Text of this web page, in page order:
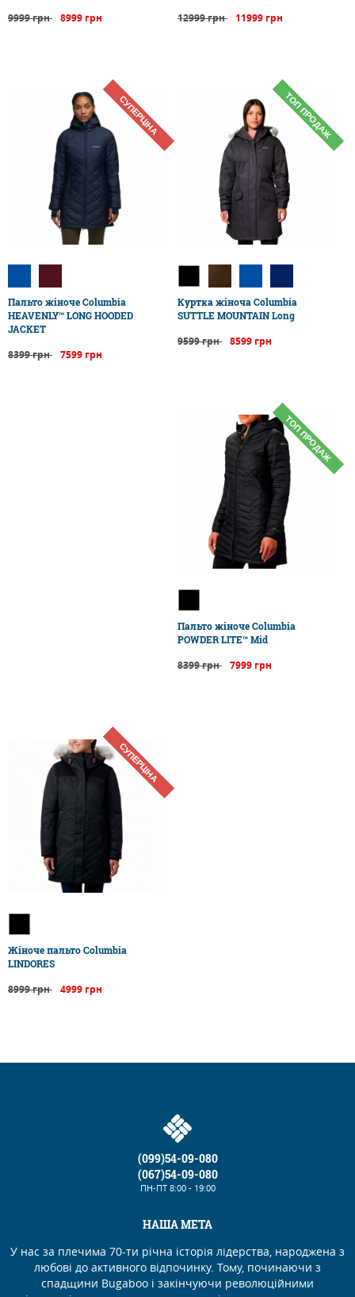
9999 грн 8999 грн 12999 грн 11999 грн
СУПЕРЦІНА
Пальто жіноче Columbia
HEAVENLY™ LONG HOODED
JACKET
8399 грн 7599 грн
ТОП ПРОДАЖ
Куртка жіноча Columbia
SUTTLE MOUNTAIN Long
9599 грн 8599 грн
ТОП ПРОДАЖ
Пальто жіноче Columbia
POWDER LITE™ Mid
8399 грн 7999 грн
СУПЕРЦІНА
​Жіноче пальто Columbia
LINDORES
8999 грн 4999 грн
(099)54-09-080
(067)54-09-080
ПН-ПТ8:00 - 19:00
НАША МЕТА
У нас за плечима 70-ти річна історія лідерства, народжена з
любові до активного відпочинку. Тому, починаючи з
спадщини Bugaboo і закінчуючи революційними